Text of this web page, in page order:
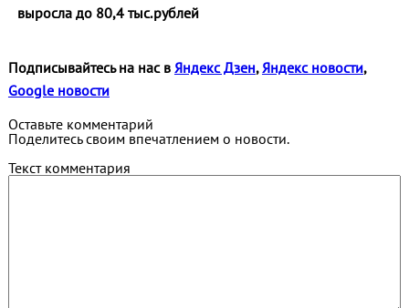
выросла до 80,4 тыс.рублей
Подписывайтесь на нас в Яндекс Дзен, Яндекс новости,
Google новости
Оставьте комментарий
Поделитесь своим впечатлением о новости.
Текст комментария